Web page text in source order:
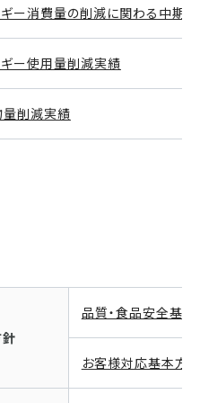
ー消費量の削減に関わる中期
ー使用量削減実績
削減実績
品質・食品安全基本
お客様対応基本方